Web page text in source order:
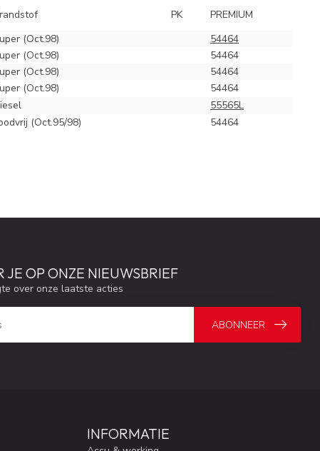
PK
PREMIUM
(Oct.98)
54464
(Oct.98)
54464
(Oct.98)
54464
(Oct.98)
54464
55565L
(Oct.95/98) 54464
JE OP ONZE NIEUWSBRIEF
over onze laatste acties
ABONNEER
INFORMATIE